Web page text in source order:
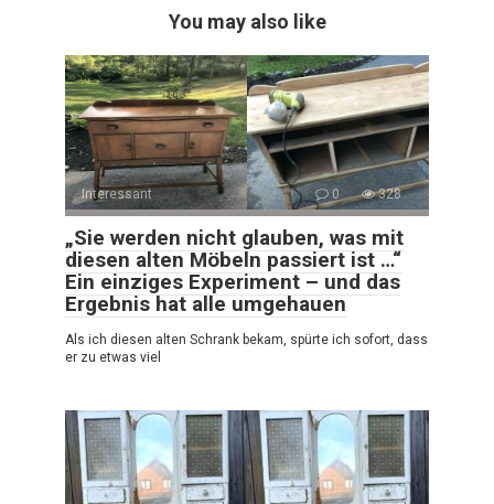
You may also like
Interessant 0 328
„Sie werden nicht glauben, was mit
diesen alten Möbeln passiert ist …“
Ein einziges Experiment – und das
Ergebnis hat alle umgehauen
Als ich diesen alten Schrank bekam, spürte ich sofort, dass
er zu etwas viel